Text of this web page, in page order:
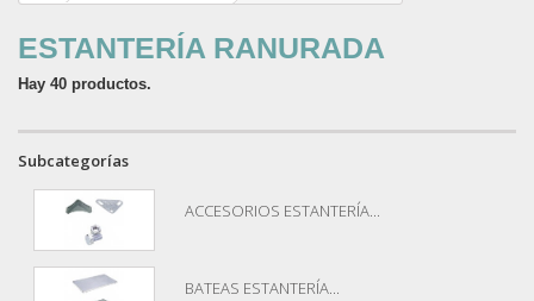
ESTANTERÍA RANURADA
Hay 40 productos.
Subcategorías
ACCESORIOS ESTANTERÍA...
BATEAS ESTANTERÍA...